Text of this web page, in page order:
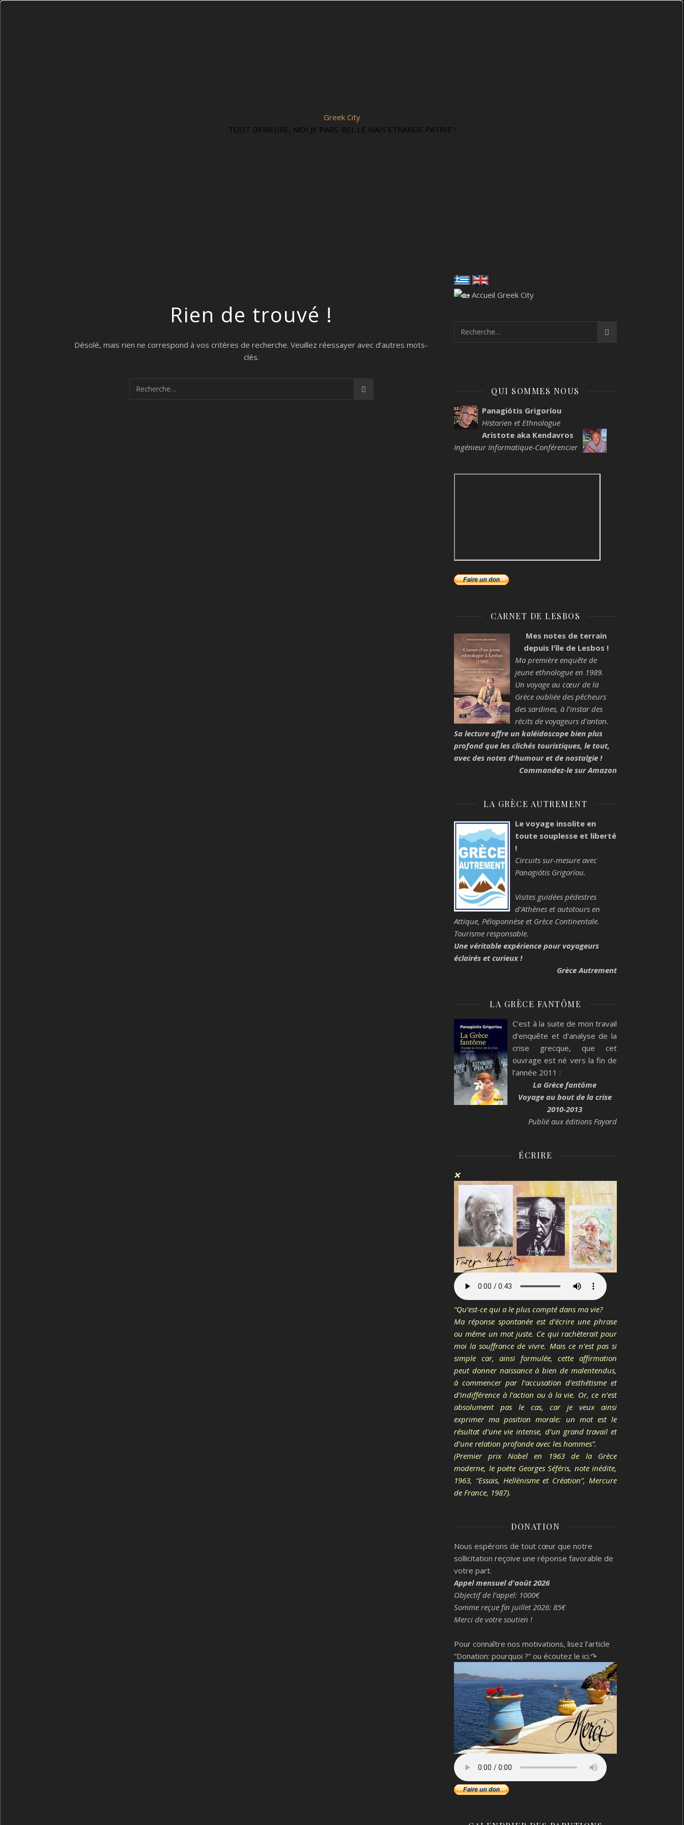
Greek City
TOUT DEMEURE, MOI JE PARS. BEL LE MAIS ETRANGE PATRIE !
Rien de trouvé !
Désolé, mais rien ne correspond à vos critères de recherche. Veuillez réessayer avec d’autres mots-
clés.
QUI SOMMES NOUS
Panagiótis Grigoríou
Historien et Ethnologue
Aristote aka Kendavros
Ingénieur Informatique-Conférencier
CARNET DE LESBOS
Mes notes de terrain
depuis l'île de Lesbos !
Ma première enquête de
jeune ethnologue en 1989.
Un voyage au cœur de la
Grèce oubliée des pêcheurs
des sardines, à l’instar des
récits de voyageurs d'antan.
Sa lecture offre un kaléidoscope bien plus
profond que les clichés touristiques, le tout,
avec des notes d'humour et de nostalgie !
Commandez-le sur Amazon
LA GRÈCE AUTREMENT
Le voyage insolite en
toute souplesse et liberté
!
Circuits sur-mesure avec
Panagiótis Grigoríou.
Visites guidées pédestres
d’Athènes et autotours en
Attique, Péloponnèse et Grèce Continentale.
Tourisme responsable.
Une véritable expérience pour voyageurs
éclairés et curieux !
Grèce Autrement
LA GRÈCE FANTÔME
C’est à la suite de mon travail
d'enquête et d'analyse de la
crise grecque, que cet
ouvrage est né vers la fin de
l’année 2011 :
La Grèce fantôme
Voyage au bout de la crise
2010-2013
Publié aux éditions Fayard
ÉCRIRE
❌
“Qu’est-ce qui a le plus compté dans ma vie?
Ma réponse spontanée est d’écrire une phrase
ou même un mot juste. Ce qui rachèterait pour
moi la souffrance de vivre. Mais ce n’est pas si
simple car, ainsi formulée, cette affirmation
peut donner naissance à bien de malentendus,
à commencer par l’accusation d’esthétisme et
d’indifférence à l’action ou à la vie. Or, ce n’est
absolument pas le cas, car je veux ainsi
exprimer ma position morale: un mot est le
résultat d’une vie intense, d’un grand travail et
d’une relation profonde avec les hommes”.
(Premier prix Nobel en 1963 de la Grèce
moderne, le poète Georges Séféris, note inédite,
1963, “Essais, Hellénisme et Création”, Mercure
de France, 1987).
DONATION
Nous espérons de tout cœur que notre
sollicitation reçoive une réponse favorable de
votre part.
Appel mensuel d'août 2026
Objectif de l’appel: 1000€
Somme reçue fin juillet 2026: 85€
Merci de votre soutien !
Pour connaître nos motivations, lisez l’article
“Donation: pourquoi ?” ou écoutez le ici.↷